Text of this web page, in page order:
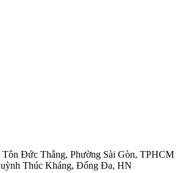
Tôn Đức Thắng, Phường Sài Gòn, TPHCM
Thúc Kháng, Đống Đa, HN